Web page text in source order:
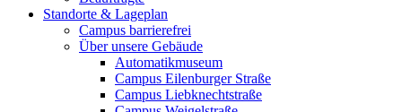
Standorte & Lageplan
Campus barrierefrei
Über unsere Gebäude
Automatikmuseum
Campus Eilenburger Straße
Campus Liebknechtstraße